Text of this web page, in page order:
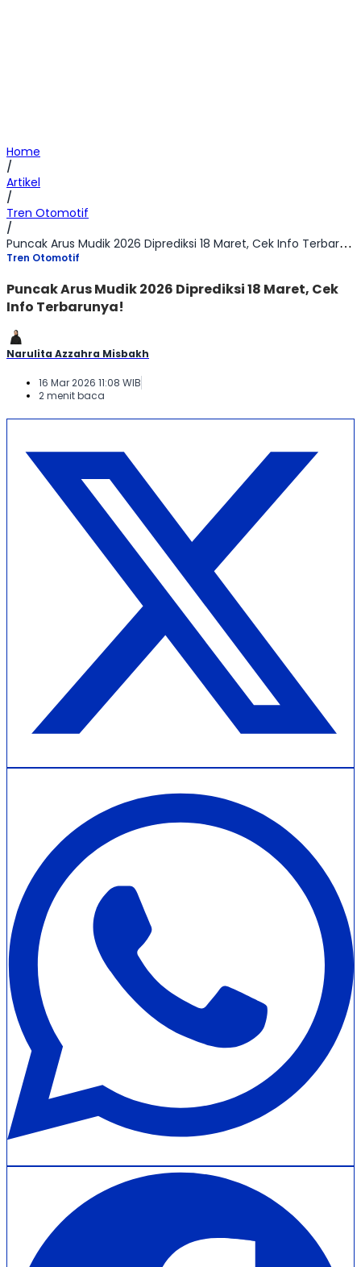
Home
/
Artikel
/
Tren Otomotif
/
Puncak Arus Mudik 2026 Diprediksi 18 Maret, Cek Info Terbarunya!
Tren Otomotif
Puncak Arus Mudik 2026 Diprediksi 18 Maret, Cek
Info Terbarunya!
Narulita Azzahra Misbakh
16 Mar 2026 11:08 WIB
2 menit baca